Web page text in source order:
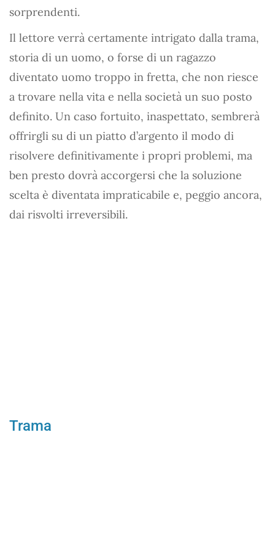
sorprendenti.
Il lettore verrà certamente intrigato dalla trama,
storia di un uomo, o forse di un ragazzo
diventato uomo troppo in fretta, che non riesce
a trovare nella vita e nella società un suo posto
definito. Un caso fortuito, inaspettato, sembrerà
offrirgli su di un piatto d’argento il modo di
risolvere definitivamente i propri problemi, ma
ben presto dovrà accorgersi che la soluzione
scelta è diventata impraticabile e, peggio ancora,
dai risvolti irreversibili.
Trama